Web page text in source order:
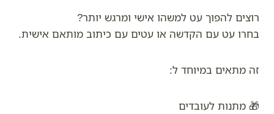
רוצים להפוך עט למשהו אישי ומרגש יותר?
בחרו עט עם הקדשה או עטים עם כיתוב מותאם אישית.
זה מתאים במיוחד ל:
🎁 מתנות לעובדים